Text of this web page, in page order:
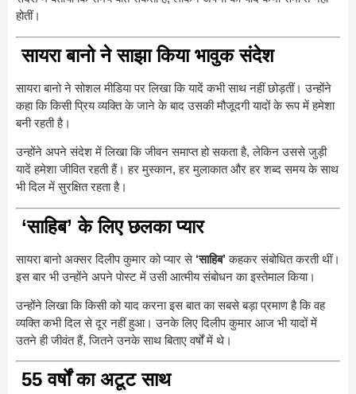
होतीं।
सायरा बानो ने साझा किया भावुक संदेश
सायरा बानो ने सोशल मीडिया पर लिखा कि यादें कभी साथ नहीं छोड़तीं। उन्होंने
कहा कि किसी प्रिय व्यक्ति के जाने के बाद उसकी मौजूदगी यादों के रूप में हमेशा
बनी रहती है।
उन्होंने अपने संदेश में लिखा कि जीवन समाप्त हो सकता है, लेकिन उससे जुड़ी
यादें हमेशा जीवित रहती हैं। हर मुस्कान, हर मुलाकात और हर शब्द समय के साथ
भी दिल में सुरक्षित रहता है।
‘साहिब’ के लिए छलका प्यार
सायरा बानो अक्सर दिलीप कुमार को प्यार से ‘साहिब’कहकर संबोधित करती थीं।
इस बार भी उन्होंने अपने पोस्ट में उसी आत्मीय संबोधन का इस्तेमाल किया।
उन्होंने लिखा कि किसी को याद करना इस बात का सबसे बड़ा प्रमाण है कि वह
व्यक्ति कभी दिल से दूर नहीं हुआ। उनके लिए दिलीप कुमार आज भी यादों में
उतने ही जीवंत हैं, जितने उनके साथ बिताए वर्षों में थे।
55 वर्षों का अटूट साथ